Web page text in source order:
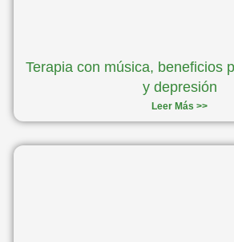
Terapia con música, beneficios
y depresión
Leer Más >>